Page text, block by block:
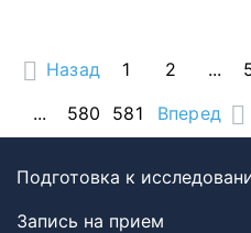
Назад 1 2 ...
...
580 581 Вперед
Подготовка к
Запись на прием